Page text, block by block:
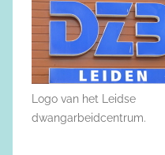
Logo van het Leidse
dwangarbeidcentrum.